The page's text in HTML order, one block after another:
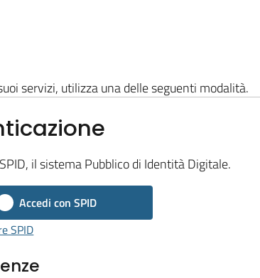
servizi, utilizza una delle seguenti modalità.
il sistema Pubblico di Identità Digitale.
Accedi con SPID
SPID